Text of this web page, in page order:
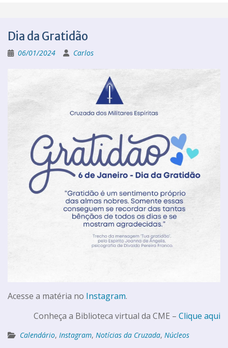
Dia da Gratidão
06/01/2024 Carlos
Acesse a matéria no Instagram.
Conheça a Biblioteca virtual da CME – Clique aqui
Calendário, Instagram, Notícias da Cruzada, Núcleos